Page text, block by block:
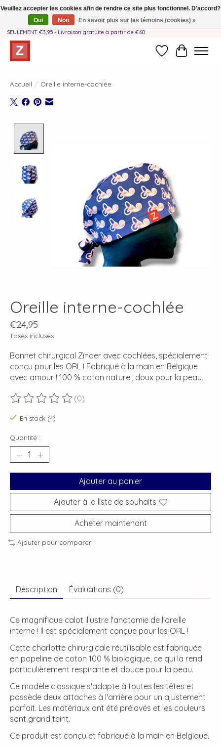
Fait à la main par une équipe mère-fille❤️ - Frais de livraison BE & NL
SEULEMENT €3,95 - Livraison gratuite à partir de €60
Liste dePanier
Accueil / Oreille interne-cochlée
Oreille interne-cochlée
€24,95
Taxes incluses
Bonnet chirurgical Zinder avec cochlées, spécialement
conçu pour les ORL ! Fabriqué à la main en Belgique
avec amour ! 100 % coton naturel, doux pour la peau.
Ce produit est évalué à
(0)
En stock (4)
Quantité :
Ajouter au panier
Ajouter à la liste de souhaits
Acheter maintenant
Ajouter pour comparer
Description Évaluations (0)
Ce magnifique calot illustre l'anatomie de l'oreille
interne ! Il est spécialement conçue pour les ORL !
Cette charlotte chirurgicale réutilisable est fabriquée
en popeline de coton 100 % biologique, ce qui la rend
particulièrement respirante et douce pour la peau.
Ce modèle classique s'adapte à toutes les têtes et
possède deux attaches à l'arrière pour un ajustement
parfait. Les matériaux ont été prélavés et les couleurs
sont grand teint.
Ce produit est conçu et fabriqué à la main en Belgique.
Veuillez accepter les cookies afin de rendre ce site plus fonctionnel. D'accord?
Oui
Non En savoir plus sur les témoins (cookies) »